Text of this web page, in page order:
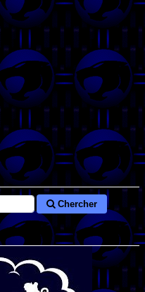
Chercher